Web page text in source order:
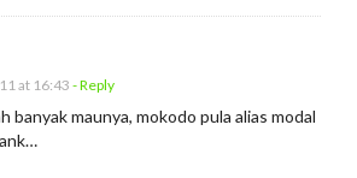
at 16:43- Reply
banyak maunya, mokodo pula alias modal